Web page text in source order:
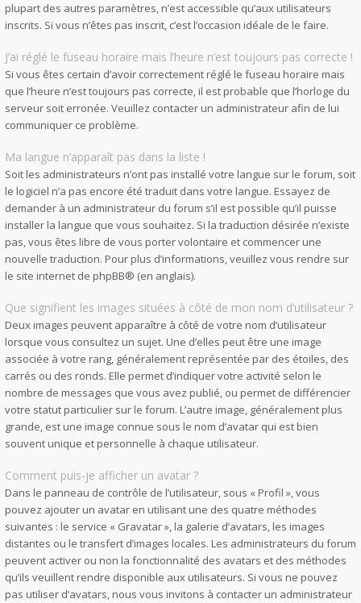
plupart des autres paramètres, n’est accessible qu’aux utilisateurs
inscrits. Si vous n’êtes pas inscrit, c’est l’occasion idéale de le faire.
J’ai réglé le fuseau horaire mais l’heure n’est toujours pas correcte !
Si vous êtes certain d’avoir correctement réglé le fuseau horaire mais
que l’heure n’est toujours pas correcte, il est probable que l’horloge du
serveur soit erronée. Veuillez contacter un administrateur afin de lui
communiquer ce problème.
Ma langue n’apparaît pas dans la liste !
Soit les administrateurs n’ont pas installé votre langue sur le forum, soit
le logiciel n’a pas encore été traduit dans votre langue. Essayez de
demander à un administrateur du forum s’il est possible qu’il puisse
installer la langue que vous souhaitez. Si la traduction désirée n’existe
pas, vous êtes libre de vous porter volontaire et commencer une
nouvelle traduction. Pour plus d’informations, veuillez vous rendre sur
le site internet de phpBB® (en anglais).
Que signifient les images situées à côté de mon nom d’utilisateur ?
Deux images peuvent apparaître à côté de votre nom d’utilisateur
lorsque vous consultez un sujet. Une d’elles peut être une image
associée à votre rang, généralement représentée par des étoiles, des
carrés ou des ronds. Elle permet d’indiquer votre activité selon le
nombre de messages que vous avez publié, ou permet de différencier
votre statut particulier sur le forum. L’autre image, généralement plus
grande, est une image connue sous le nom d’avatar qui est bien
souvent unique et personnelle à chaque utilisateur.
Comment puis-je afficher un avatar ?
Dans le panneau de contrôle de l’utilisateur, sous « Profil », vous
pouvez ajouter un avatar en utilisant une des quatre méthodes
suivantes : le service « Gravatar », la galerie d’avatars, les images
distantes ou le transfert d’images locales. Les administrateurs du forum
peuvent activer ou non la fonctionnalité des avatars et des méthodes
qu’ils veuillent rendre disponible aux utilisateurs. Si vous ne pouvez
pas utiliser d’avatars, nous vous invitons à contacter un administrateur